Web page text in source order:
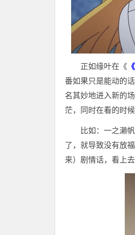
正如缘叶在《
番如果只是能动的
名其妙地进入新的
茫，同时在看的时候
比如：一之濑
了，就导致没有放
来）剧情话，看上